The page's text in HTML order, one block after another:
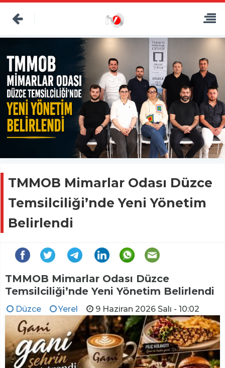
TMMOB Mimarlar Odası Düzce
Temsilciliği’nde Yeni Yönetim
Belirlendi
TMMOB Mimarlar Odası Düzce
Temsilciliği’nde Yeni Yönetim Belirlendi
Düzce Yerel 9 Haziran 2026 Salı - 10:02